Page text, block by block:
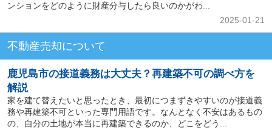
ンションをどのように財産分与したら良いのかがわ...
2025-01-21
不動産売却について
鹿児島市の接道義務は大丈夫？再建築不可の調べ方を
解説
家を建て替えたいと思ったとき、最初につまずきやすいのが接道義
務や再建築不可といった専門用語です。なんとなく不安はあるもの
の、自分の土地が本当に再建築できるのか、どこをどう...